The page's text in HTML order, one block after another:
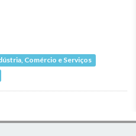
Comércio e Serviços